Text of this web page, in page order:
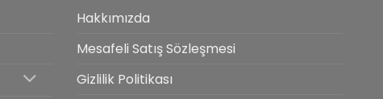
Hakkımızda
Mesafeli Satış Sözleşmesi
Gizlilik Politikası